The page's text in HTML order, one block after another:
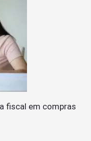
fiscal em compras